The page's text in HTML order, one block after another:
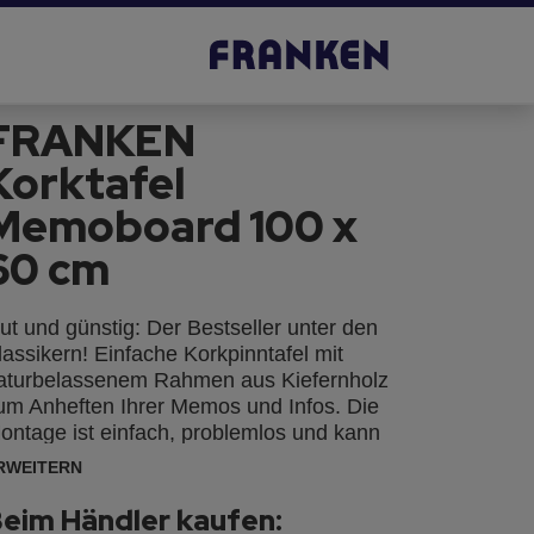
100 x
cm
und günstig: Der Bestseller unter den
Einfache Korkpinntafel mit
Rahmen aus Kiefernholz
Anheften Ihrer Memos und Infos. Die
ist einfach, problemlos und kann
im Hoch- oder Querformat
Händler kaufen: